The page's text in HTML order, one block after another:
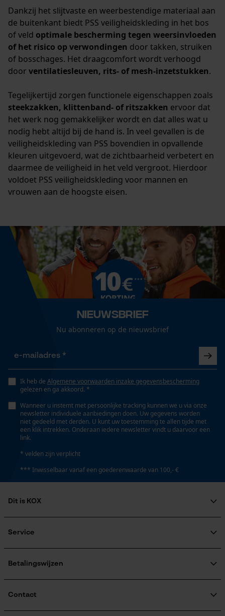
Dankzij het slijtvaste en weerbestendige materiaal aan
de buitenkant biedt PSS veiligheidskleding in het bos
of veld optimale bescherming tegen weersinvloeden
of het risico op verwondingen door takken, struiken
of bosschages. Het draagcomfort wordt verhoogd
door ventilatiesleuven, rits- of mesh-inzetstukken.
Tegelijkertijd zorgen functionele eigenschappen zoals
steekzakken, klittenband- of ritszakken ervoor dat
het werk nog gemakkelijker wordt en dat alles wat u
nodig hebt altijd bij de hand is. In veel gevallen is de
veiligheidskleding van PSS bovendien in opvallende
kleuren uitgevoerd, wat de zichtbaarheid verbetert en
daarmee de veiligheid in het veld vergroot. Hierdoor
voldoet PSS veiligheidskleding voor mannen en
vrouwen aan de hoogste eisen.
Nieuwsbrief
Nu abonneren op de nieuwsbrief
Ik heb de Algemene voorwaarden inzake gegevensbescherming
gelezen en ga akkoord. *
Wanneer u instemt met persoonlijke tracking kunnen we u via onze
newsletter individuele aanbiedingen doen. Uw gegevens worden
niet gedeeld met derden. U kunt uw toestemming te allen tijde met
een klik intrekken. Onderaan iedere newsletter vindt u daarvoor een
link.
* velden zijn verplicht
*** Inwisselbaar vanaf een goederenwaarde van 100,- €
Dit is KOX
Maatschappelijke betrokkenheid
Aanmelding nieuwsbrief
Service
KOX catalogus
Verzendkosteninformatie
Betalingswijzen
Contact